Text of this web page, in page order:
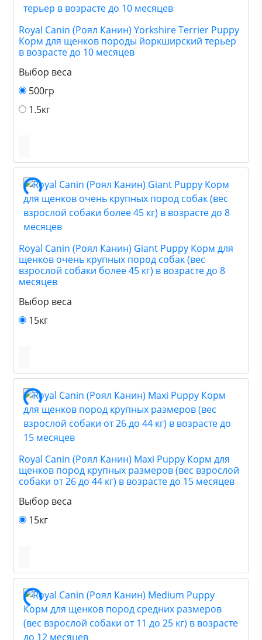
Royal Canin (Роял Канин) Yorkshire Terrier Puppy
Корм для щенков породы йоркширский терьер
в возрасте до 10 месяцев
Выбор веса
500гр
1.5кг
Royal Canin (Роял Канин) Giant Puppy Корм для
щенков очень крупных пород собак (вес
взрослой собаки более 45 кг) в возрасте до 8
месяцев
Выбор веса
15кг
Royal Canin (Роял Канин) Maxi Puppy Корм для
щенков пород крупных размеров (вес взрослой
собаки от 26 до 44 кг) в возрасте до 15 месяцев
Выбор веса
15кг